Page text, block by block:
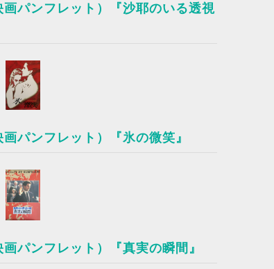
画パンフレット）『沙耶のいる透視
画パンフレット）『氷の微笑』
画パンフレット）『真実の瞬間』